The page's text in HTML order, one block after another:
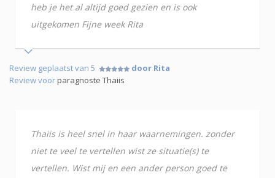
heb je het al altijd goed gezien en is ook
uitgekomen Fijne week Rita
Review geplaatst van 5
door Rita
Review voorparagnoste Thaiis
Thaiis is heel snel in haar waarnemingen. zonder
niet te veel te vertellen wist ze situatie(s) te
vertellen. Wist mij en een ander person goed te